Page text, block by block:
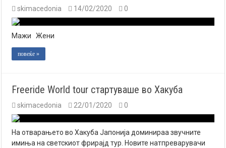
skimacedonia 14/02/2020 0
Мажи Жени
повеќе »
Freeride World tour стартуваше во Хакуба
skimacedonia 22/01/2020 0
На отварањето во Хакуба Јапонија доминираа звучните
имиња на светскиот фрирајд тур. Новите натпреварувачи